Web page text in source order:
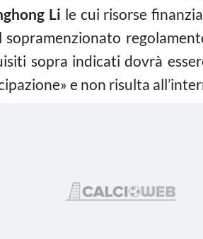
Li le cui risorse
sopra indicati dovrà
e non risulta